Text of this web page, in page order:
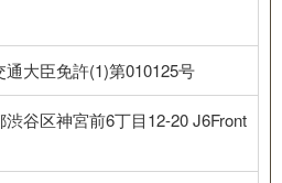
通大臣免許(1)第010125号
渋谷区神宮前6丁目12-20 J6Front